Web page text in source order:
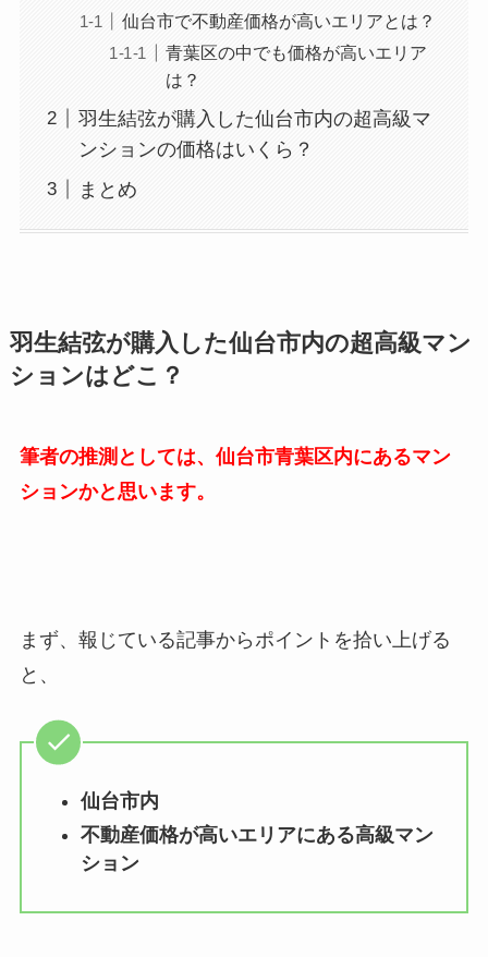
仙台市で不動産価格が高いエリアとは？
青葉区の中でも価格が高いエリア
は？
羽生結弦が購入した仙台市内の超高級マ
ンションの価格はいくら？
まとめ
羽生結弦が購入した仙台市内の超高級マン
ションはどこ？
筆者の推測としては、仙台市青葉区内にあるマン
ションかと思います。
まず、報じている記事からポイントを拾い上げる
と、
仙台市内
不動産価格が高いエリアにある高級マン
ション